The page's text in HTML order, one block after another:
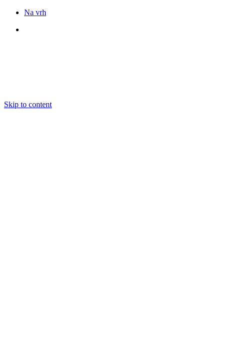
Na vrh
Skip to content